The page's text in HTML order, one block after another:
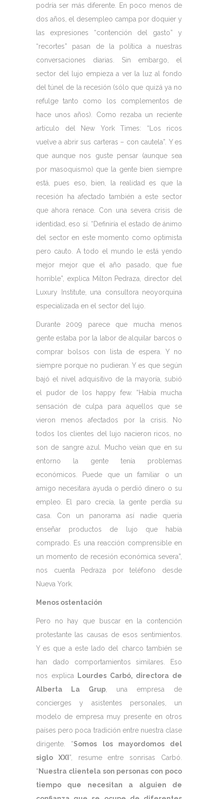
podría ser más diferente. En poco menos de
dos años, el desempleo campa por doquier y
las expresiones “contención del gasto” y
“recortes” pasan de la política a nuestras
conversaciones diarias. Sin embargo, el
sector del lujo empieza a ver la luz al fondo
del túnel de la recesión (sólo que quizá ya no
refulge tanto como los complementos de
hace unos años). Como rezaba un reciente
artículo del New York Times: “Los ricos
vuelve a abrir sus carteras – con cautela”. Y es
que aunque nos guste pensar (aunque sea
por masoquismo) que la gente bien siempre
está, pues eso, bien, la realidad es que la
recesión ha afectado también a este sector
que ahora renace. Con una severa crisis de
identidad, eso sí. “Definiría el estado de ánimo
del sector en este momento como optimista
pero cauto. A todo el mundo le está yendo
mejor mejor que el año pasado, que fue
horrible”, explica Milton Pedraza, director del
Luxury Institute, una consultora neoyorquina
especializada en el sector del lujo.
Durante 2009 parece que mucha menos
gente estaba por la labor de alquilar barcos o
comprar bolsos con lista de espera. Y no
siempre porque no pudieran. Y es que según
bajó el nivel adquisitivo de la mayoría, subió
el pudor de los happy few. “Había mucha
sensación de culpa para aquellos que se
vieron menos afectados por la crisis. No
todos los clientes del lujo nacieron ricos, no
son de sangre azul. Mucho veían que en su
entorno la gente tenía problemas
económicos. Puede que un familiar o un
amigo necesitara ayuda o perdió dinero o su
empleo. El paro crecía, la gente perdía su
casa. Con un panorama así nadie quería
enseñar productos de lujo que había
comprado. Es una reacción comprensible en
un momento de recesión económica severa”,
nos cuenta Pedraza por teléfono desde
Nueva York.
Menos ostentación
Pero no hay que buscar en la contención
protestante las causas de esos sentimientos.
Y es que a este lado del charco también se
han dado comportamientos similares. Eso
nos explica Lourdes Carbó, directora de
Alberta La Grup , una empresa de
concierges y asistentes personales, un
modelo de empresa muy presente en otros
países pero poca tradición entre nuestra clase
dirigente. “Somos los mayordomos del
siglo XXI”, resume entre sonrisas Carbó.
“Nuestra clientela son personas con poco
tiempo que necesitan a alguien de